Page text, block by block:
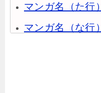
マンガ名（た行）
マンガ名（な行）